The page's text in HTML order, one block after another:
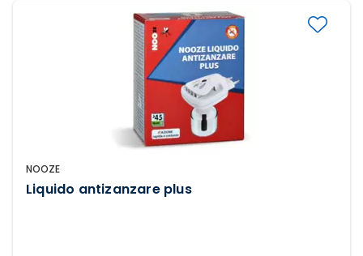
NOOZE
Liquido antizanzare plus